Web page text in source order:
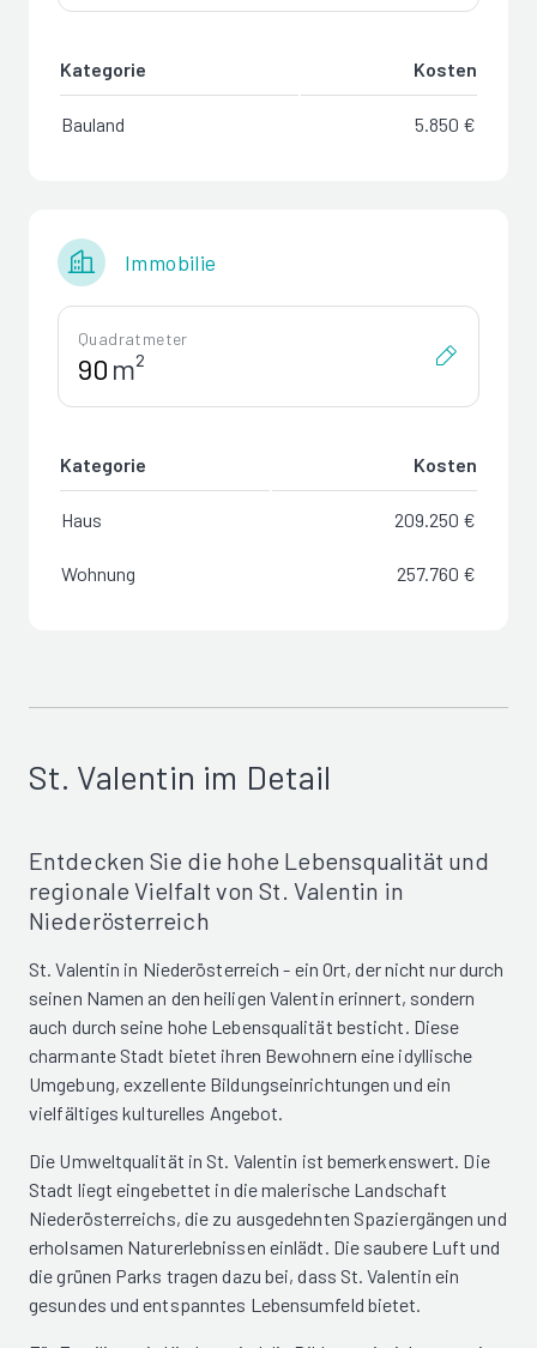
Kategorie Kosten
Bauland 5.850 €
Immobilie
Quadratmeter
m²
Kategorie Kosten
Haus 209.250 €
Wohnung 257.760 €
St. Valentin im Detail
Entdecken Sie die hohe Lebensqualität und
regionale Vielfalt von St. Valentin in
Niederösterreich
St. Valentin in Niederösterreich - ein Ort, der nicht nur durch
seinen Namen an den heiligen Valentin erinnert, sondern
auch durch seine hohe Lebensqualität besticht. Diese
charmante Stadt bietet ihren Bewohnern eine idyllische
Umgebung, exzellente Bildungseinrichtungen und ein
vielfältiges kulturelles Angebot.
Die Umweltqualität in St. Valentin ist bemerkenswert. Die
Stadt liegt eingebettet in die malerische Landschaft
Niederösterreichs, die zu ausgedehnten Spaziergängen und
erholsamen Naturerlebnissen einlädt. Die saubere Luft und
die grünen Parks tragen dazu bei, dass St. Valentin ein
gesundes und entspanntes Lebensumfeld bietet.